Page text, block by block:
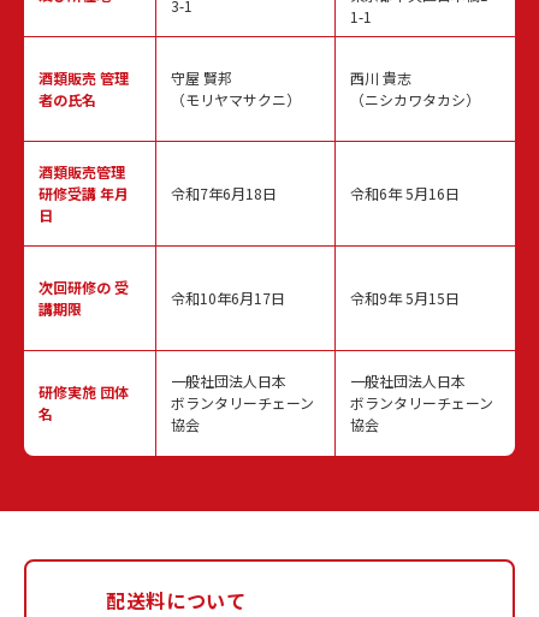
酒類販売管理
者の氏名
酒類販売管理
研修受講 年月
日
次回研修の受
講期限
研修実施 団体
名
3-1
守屋 賢邦
（モリヤマサクニ）
令和7年6月18日
令和10年6月17日
一般社団法人日本
ボランタリーチェーン
協会
1-1
西川 貴志
（ニシカワタカシ）
令和6年 5月16日
令和9年 5月15日
一般社団法人日本
ボランタリーチェーン
協会
配送料について